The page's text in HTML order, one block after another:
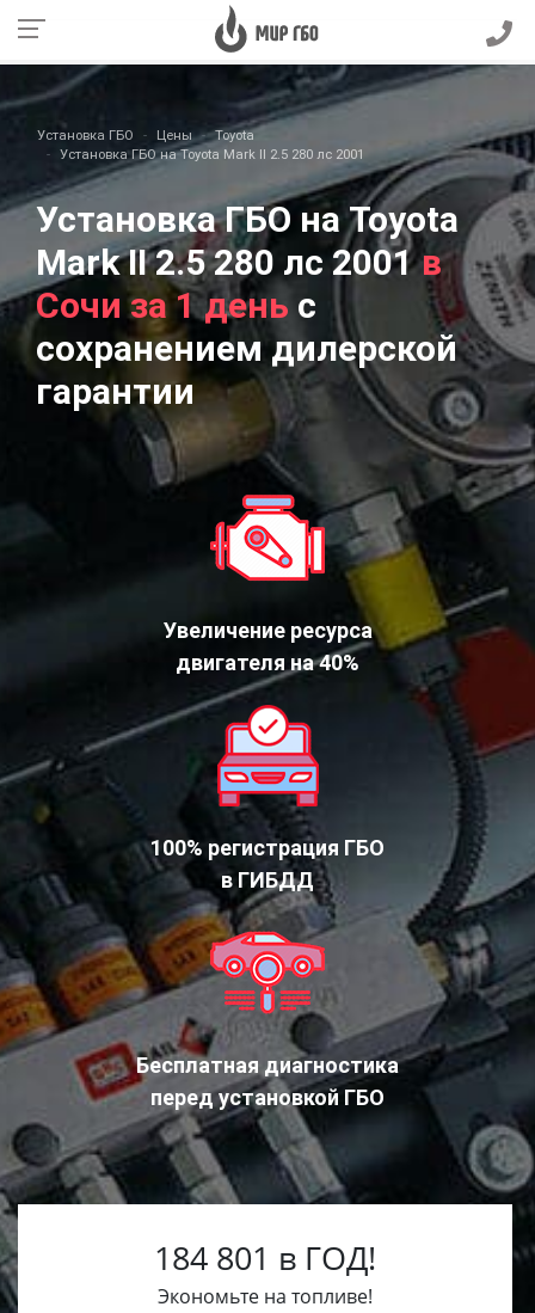
Установка ГБО Цены
Toyota
Установка ГБО на Toyota Mark II 2.5 280 лс 2001
Установка ГБО на Toyota
Mark II 2.5 280 лс 2001в
Сочи за 1 день с
сохранением дилерской
гарантии
Увеличение ресурса
двигателя на 40%
100% регистрация ГБО
в ГИБДД
Бесплатная диагностика
перед установкой ГБО
184 801 в ГОД!
Экономьте на топливе!